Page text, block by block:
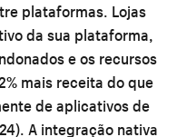
plataformas. Lojas
da sua plataforma,
e os recursos
mais receita do que
de aplicativos de
A integração nativa